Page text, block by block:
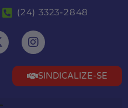
(24) 3323-2848
SINDICALIZE-SE